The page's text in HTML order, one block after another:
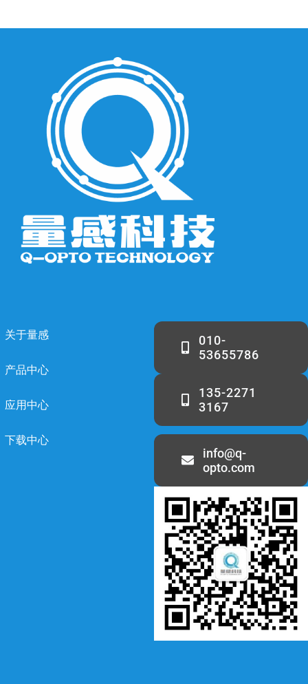
关于量感
产品中心
应用中心
下载中心
010-
53655786
135-2271
3167
info@q-
opto.com